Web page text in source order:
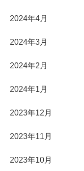
2024年4月
2024年3月
2024年2月
2024年1月
2023年12月
2023年11月
2023年10月